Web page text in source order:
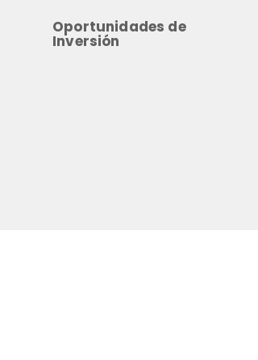
Oportunidades de
Inversión